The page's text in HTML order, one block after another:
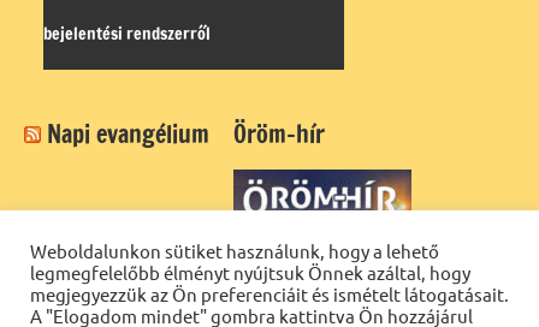
bejelentési rendszerről
Napi evangélium Öröm-hír
Weboldalunkon sütiket használunk, hogy a lehető
legmegfelelőbb élményt nyújtsuk Önnek azáltal, hogy
megjegyezzük az Ön preferenciáit és ismételt látogatásait.
A "Elogadom mindet" gombra kattintva Ön hozzájárul